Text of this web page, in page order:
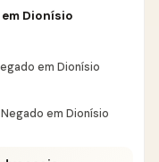
Dionísio
em Dionísio
em Dionísio